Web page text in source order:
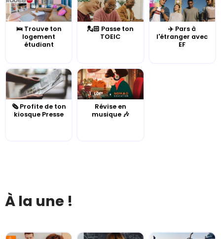
🛌 Trouve ton
logement
étudiant
💂🏻 Passe ton
TOEIC
✈️ Pars à
l'étranger avec
EF
🗞️ Profite de ton
kiosque Presse
Révise en
musique 🎶
À la une !